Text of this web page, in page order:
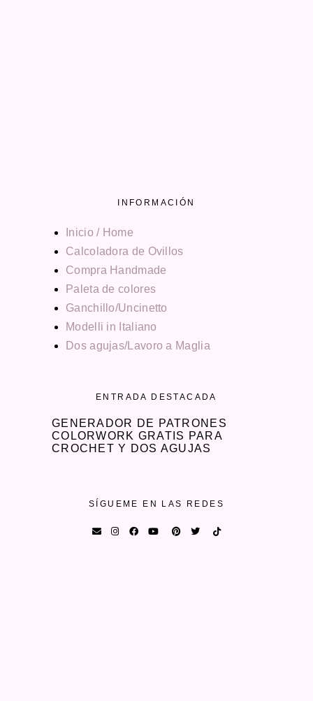
INFORMACIÓN
Inicio / Home
Calcoladora de Ovillos
Compra Handmade
Paleta de colores
Ganchillo/Uncinetto
Modelli in Italiano
Dos agujas/Lavoro a Maglia
ENTRADA DESTACADA
GENERADOR DE PATRONES
COLORWORK GRATIS PARA
CROCHET Y DOS AGUJAS
SÍGUEME EN LAS REDES